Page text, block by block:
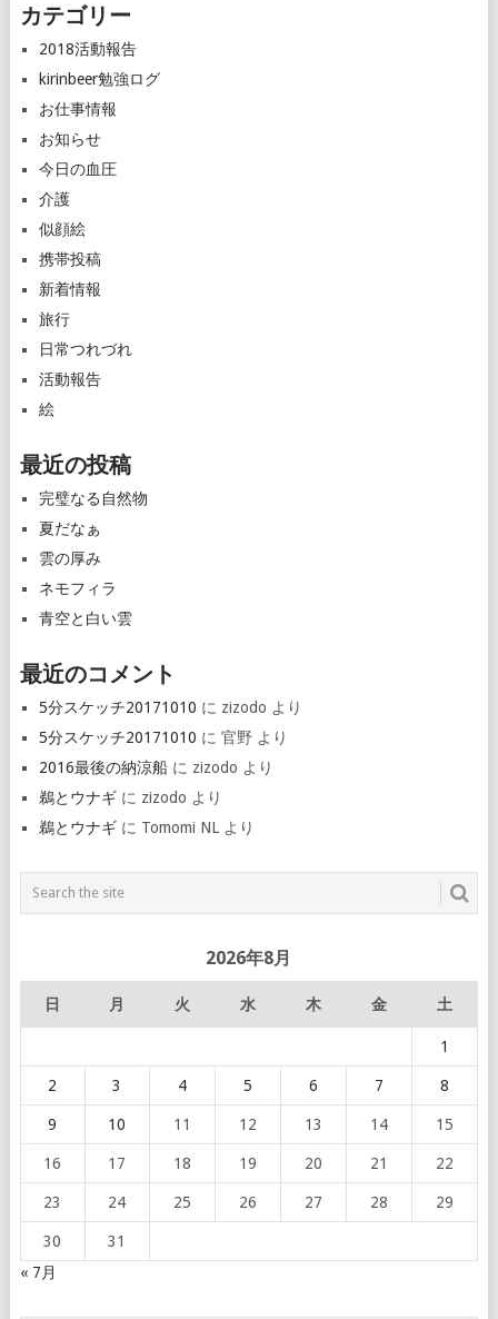
カテゴリー
2018活動報告
kirinbeer勉強ログ
お仕事情報
お知らせ
今日の血圧
介護
似顔絵
携帯投稿
新着情報
旅行
日常つれづれ
活動報告
絵
最近の投稿
完璧なる自然物
夏だなぁ
雲の厚み
ネモフィラ
青空と白い雲
最近のコメント
5分スケッチ20171010 に zizodo より
5分スケッチ20171010 に 官野 より
2016最後の納涼船に zizodo より
鵜とウナギに zizodo より
鵜とウナギに Tomomi NLより
2026年8月
日 月 火 水 木 金 土
1
2 3 4 5 6 7 8
9 10 11 12 13 14 15
16 17 18 19 20 21 22
23 24 25 26 27 28 29
30
31
« 7月